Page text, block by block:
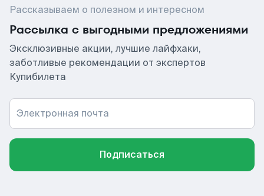
Рассказываем о полезном и интересном
Рассылка с выгодными предложениями
Эксклюзивные акции, лучшие лайфхаки,
заботливые рекомендации от экспертов
Купибилета
Электронная почта
Подписаться